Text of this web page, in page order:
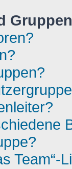
Gruppen
Team“-